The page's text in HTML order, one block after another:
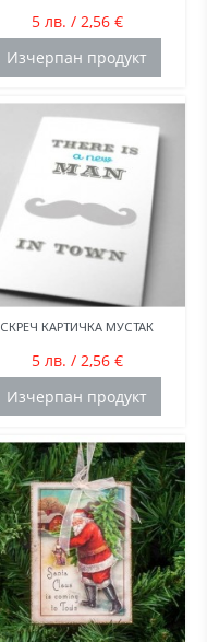
5 лв. / 2,56 €
Изчерпан продукт
СКРЕЧ КАРТИЧКА МУСТАК
5 лв. / 2,56 €
Изчерпан продукт